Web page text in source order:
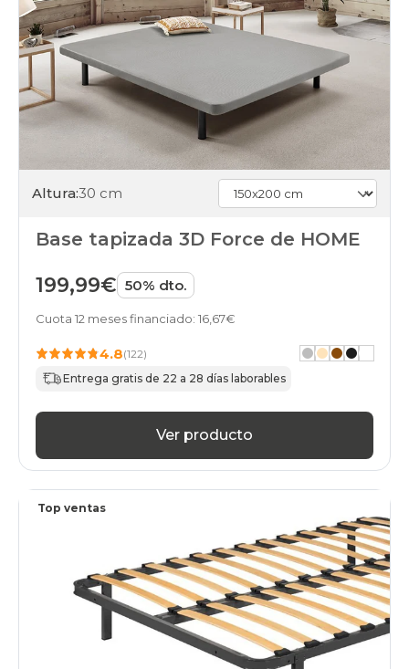
gama-
basic-
150x200cm
gama-
silver
somieres-
bases
150x200cm
gama-
somieres-
somieres-
bases
somieres-
150x200cm
calidad-
somieres-
somieres-
bases
150x200cm
financiados
somieres-
bases
150x200cm
Altura:30 cm
Base tapizada 3D Force de HOME
199,99€ 50% dto.
Cuota 12 meses financiado: 16,67€
4.8(122)
Entrega gratis de 22 a 28 días laborables
Ver producto
Top ventas